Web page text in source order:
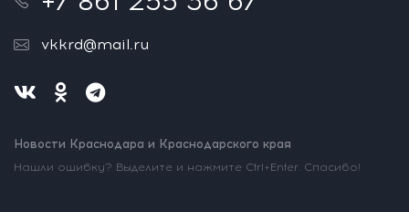
vkkrd@mail.ru
Новости Краснодара и Краснодарского края
Нашли ошибку? Выделите и нажмите Ctrl+Enter. Спасибо!